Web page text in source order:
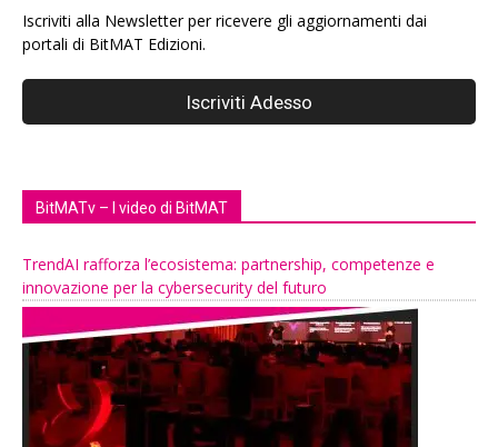
Iscriviti alla Newsletter per ricevere gli aggiornamenti dai
portali di BitMAT Edizioni.
BitMATv – I video di BitMAT
TrendAI rafforza l’ecosistema: partnership, competenze e
innovazione per la cybersecurity del futuro